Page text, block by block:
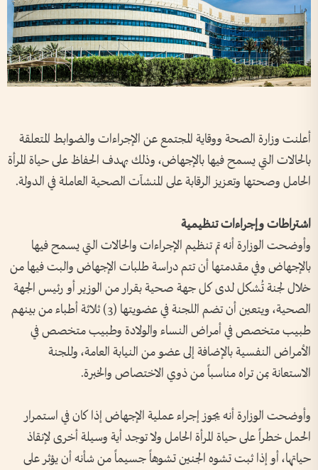
أعلنت وزارة الصحة ووقاية المجتمع عن الإجراءات والضوابط المتعلقة
بالحالات التي يسمح فيها بالإجهاض، وذلك بهدف الحفاظ على حياة المرأة
الحامل وصحتها وتعزيز الرقابة على المنشآت الصحية العاملة في الدولة.
اشتراطات وإجراءات تنظيمية
وأوضحت الوزارة أنه تم تنظيم الإجراءات والحالات التي يسمح فيها
بالإجهاض وفي مقدمتها أن تتم دراسة طلبات الإجهاض والبت فيها من
خلال لجنة تُشكل لدى كل جهة صحية بقرار من الوزير أو رئيس الجهة
الصحية، ويتعين أن تضم اللجنة في عضويتها (3) ثلاثة أطباء من بينهم
طبيب متخصص في أمراض النساء والولادة وطبيب متخصص في
الأمراض النفسية بالإضافة إلى عضو من النيابة العامة، وللجنة
الاستعانة بمن تراه مناسباً من ذوي الاختصاص والخبرة.
وأوضحت الوزارة أنه يجوز إجراء عملية الإجهاض إذا كان في استمرار
الحمل خطراً على حياة المرأة الحامل ولا توجد أية وسيلة أخرى لإنقاذ
حياتها، أو إذا ثبت تشوه الجنين تشوهاً جسيماً من شأنه أن يؤثر على